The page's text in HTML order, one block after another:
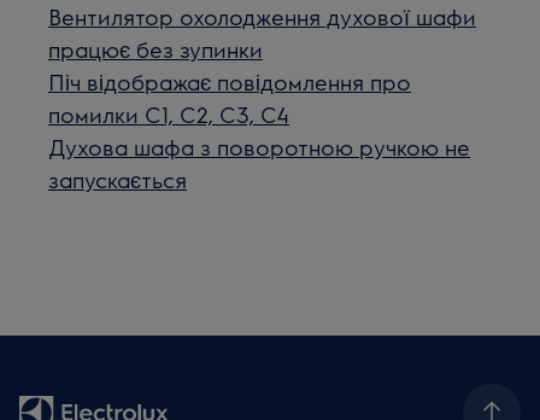
Вентилятор охолодження духової шафи
працює без зупинки
Піч відображає повідомлення про
помилки C1, C2, C3, C4
Духова шафа з поворотною ручкою не
запускається